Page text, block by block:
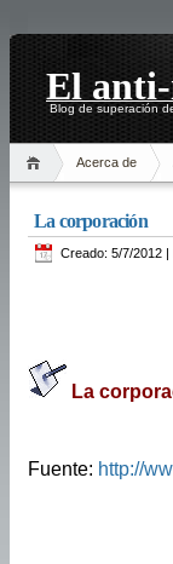
El anti-
Blog de superación
Acerca de
La corporación
Creado: 5/7/2012
La
Fuente: http://